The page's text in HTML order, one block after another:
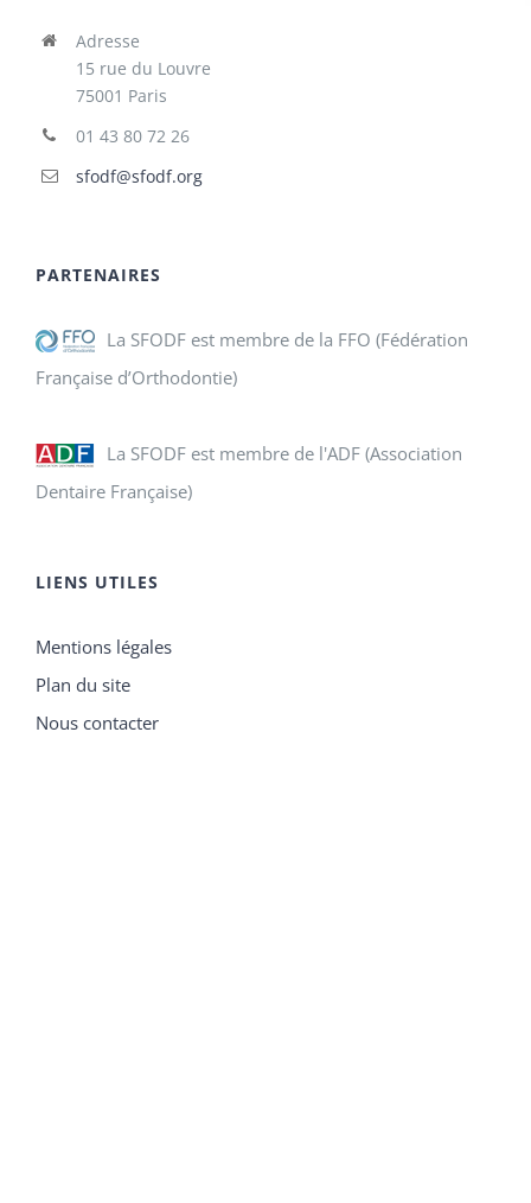
Adresse
15 rue du Louvre
75001 Paris
01 43 80 72 26
sfodf@sfodf.org
PARTENAIRES
La SFODF est membre de la FFO (Fédération
Française d’Orthodontie)
La SFODF est membre de l'ADF (Association
Dentaire Française)
LIENS UTILES
Mentions légales
Plan du site
Nous contacter